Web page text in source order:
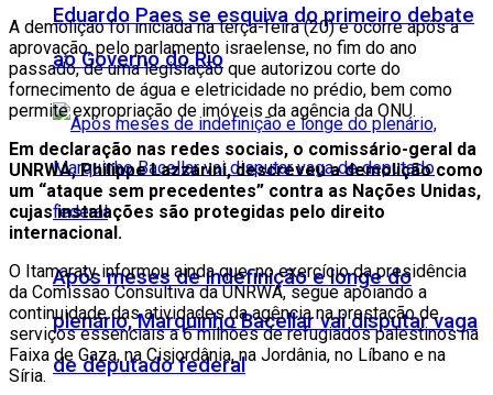
Eduardo Paes se esquiva do primeiro debate
ao Governo do Rio
Após meses de indefinição e longe do
plenário, Marquinho Bacellar vai disputar vaga
de deputado federal
A demolição foi iniciada na terça-feira (20) e ocorre após a
aprovação, pelo parlamento israelense, no fim do ano
passado, de uma legislação que autorizou corte do
fornecimento de água e eletricidade no prédio, bem como
permite expropriação de imóveis da agência da ONU.
Em declaração nas redes sociais, o comissário-geral da
UNRWA, Philippe Lazzarini, descreveu a demolição como
um “ataque sem precedentes” contra as Nações Unidas,
cujas instalações são protegidas pelo direito
internacional.
O Itamaraty informou ainda que, no exercício da presidência
da Comissão Consultiva da UNRWA, segue apoiando a
continuidade das atividades da agência na prestação de
serviços essenciais a 6 milhões de refugiados palestinos na
Faixa de Gaza, na Cisjordânia, na Jordânia, no Líbano e na
Síria.